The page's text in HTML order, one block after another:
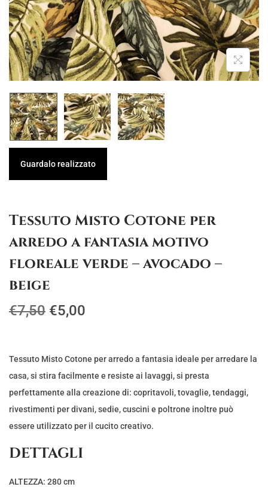
g
a
z
i
o
n
e
u
t
o
Guardalo realizzato
Tessuto Misto Cotone per
arredo a fantasia motivo
floreale verde – avocado –
beige
€7,50 I
r
e
z
z
o
o
r
i
€5,00
r
e
z
z
o
Tessuto Misto Cotone per arredo a fantasia ideale per arredare la
casa, si stira facilmente e resiste ai lavaggi, si presta
perfettamente alla creazione di: copritavoli, tovaglie, tendaggi,
rivestimenti per divani, sedie, cuscini e poltrone inoltre può
essere utilizzato per il cucito creativo.
DETTAGLI
ALTEZZA: 280 cm